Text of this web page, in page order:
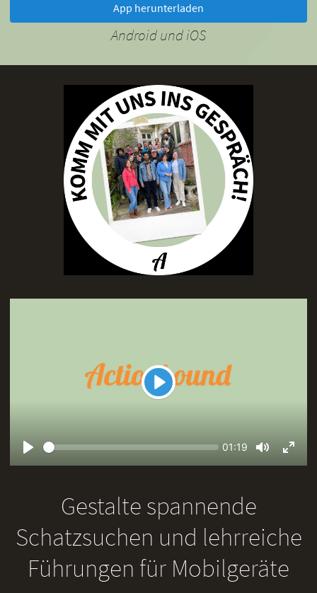
App herunterladen
Android und iOS
Play
Seek
Current
01:19
Mute
Gestalte spannende
Schatzsuchen und lehrreiche
Führungen für Mobilgeräte